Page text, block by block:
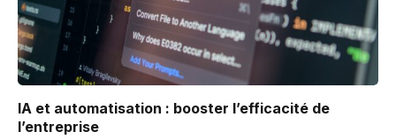
IA et automatisation : booster l’efficacité de
l’entreprise